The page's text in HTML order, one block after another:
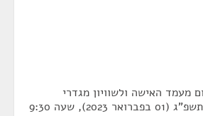
מעמד האישה ולשוויון מגדרי
שעה 9:30